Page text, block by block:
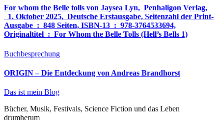
For whom the Belle tolls von Jaysea Lyn, ‎ Penhaligon Verlag,
‎ 1. Oktober 2025, ‎ Deutsche Erstausgabe, Seitenzahl der Print-
Ausgabe ‏ : ‎ 848 Seiten, ISBN-13 ‏ : ‎ 978-3764533694,
Originaltitel ‏ : ‎ For Whom the Belle Tolls (Hell’s Bells 1)
Buchbesprechung
ORIGIN – Die Entdeckung von Andreas Brandhorst
Das ist mein Blog
Bücher, Musik, Festivals, Science Fiction und das Leben
drumherum